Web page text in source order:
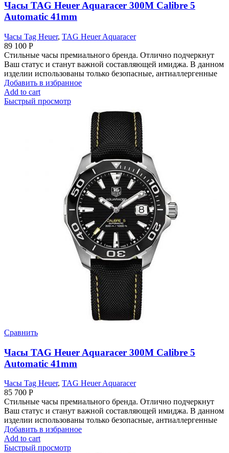
Часы TAG Heuer Aquaracer 300M Calibre 5
Automatic 41mm
Часы Tag Heuer, TAG Heuer Aquaracer
89 100 Р
Стильные часы премиального бренда. Отлично подчеркнут
Ваш статус и станут важной составляющей имиджа. В данном
изделии использованы только безопасные, антиаллергенные
Добавить в избранное
Add to cart
Быстрый просмотр
Сравнить
Часы TAG Heuer Aquaracer 300M Calibre 5
Automatic 41mm
Часы Tag Heuer, TAG Heuer Aquaracer
85 700 Р
Стильные часы премиального бренда. Отлично подчеркнут
Ваш статус и станут важной составляющей имиджа. В данном
изделии использованы только безопасные, антиаллергенные
Добавить в избранное
Add to cart
Быстрый просмотр